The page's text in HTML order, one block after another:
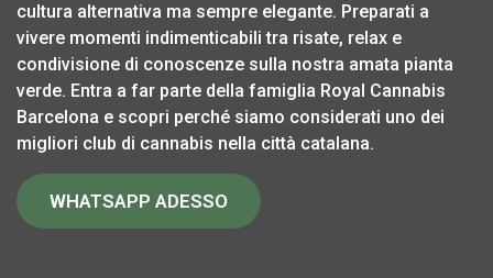
cultura alternativa ma sempre elegante. Preparati a
vivere momenti indimenticabili tra risate, relax e
condivisione di conoscenze sulla nostra amata pianta
verde. Entra a far parte della famiglia Royal Cannabis
Barcelona e scopri perché siamo considerati uno dei
migliori club di cannabis nella città catalana.
WHATSAPP ADESSO